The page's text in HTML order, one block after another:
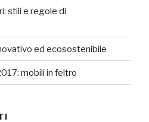
stili e regole di
ed ecosostenibile
mobili in feltro